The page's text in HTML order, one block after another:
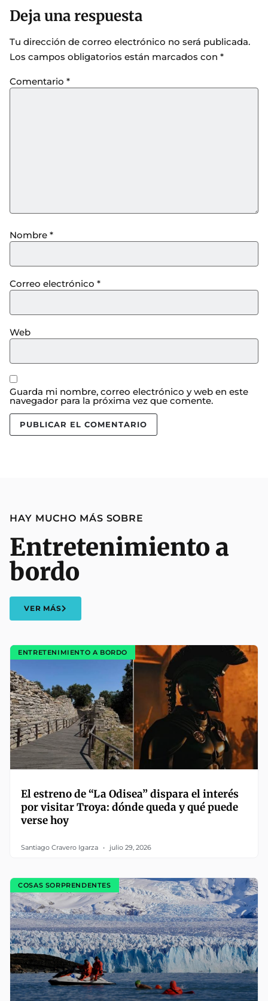
Deja una respuesta
Tu dirección de correo electrónico no será publicada.
Los campos obligatorios están marcados con *
Comentario *
Nombre *
Correo electrónico *
Web
Guarda mi nombre, correo electrónico y web en este
navegador para la próxima vez que comente.
HAY MUCHO MÁS SOBRE
Entretenimiento a
bordo
VER MÁS
ENTRETENIMIENTO A BORDO
El estreno de “La Odisea” dispara el interés
por visitar Troya: dónde queda y qué puede
verse hoy
Santiago Cravero Igarza julio 29, 2026
COSAS SORPRENDENTES